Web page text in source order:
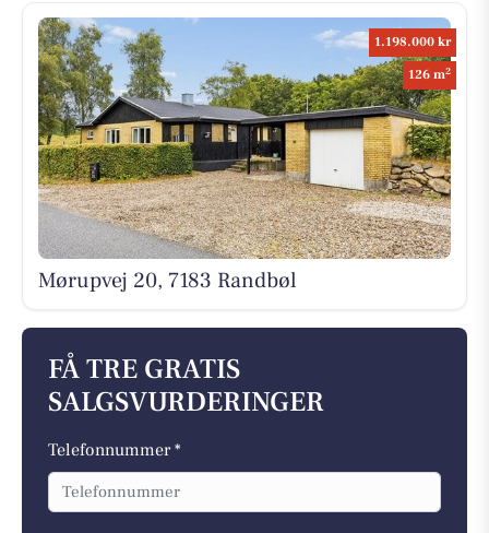
1.198.000 kr
126 m2
Mørupvej 20, 7183 Randbøl
FÅ TRE GRATIS
SALGSVURDERINGER
Telefonnummer *